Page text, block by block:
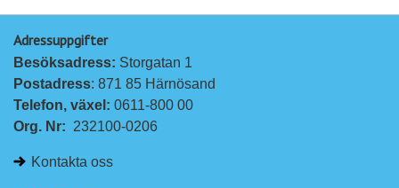
Adressuppgifter
Besöksadress: Storgatan 1
Postadress: 871 85 Härnösand
Telefon, växel: 0611-800 00
Org. Nr: 232100-0206
Kontakta oss